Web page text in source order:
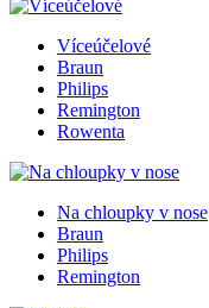
Víceúčelové
Braun
Philips
Remington
Rowenta
Na chloupky v nose
Braun
Philips
Remington